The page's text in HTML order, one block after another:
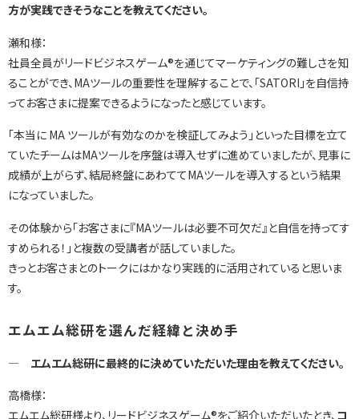
方が実践できそうなことを教えてください。
瀬和様：
社員全員がリードビジネスゲーム®を通じてマーケティングの難しさを知
ることができ、MAツールの重要性を理解することで、「SATORI」を自信持
ってお客さまに提案できるようになったと感じています。
「本当に MA ツールが有効なのかを検証してみよう」といった目標を立て
ていたチームはMAツールを序盤は導入せずに進めていましたが、見事に
成績が上がらず、結局終盤にあわててMAツールを導入するという結果
になっていました。
その体験から「お客さまに『MAツールは必要不可欠だ』と自信を持ってす
すめられる！」と複数の受講者が話していました。
きっとお客さまとのトークにはかなり実践的に活用されていると思いま
す。
エムエム総研を選んだ経緯と決め手
― エムエム総研に最終的に決めていただいた理由を教えてください。
高橋様：
エムエム総研様より、リードビジネスゲーム®をご紹介いただいたとき、 コ